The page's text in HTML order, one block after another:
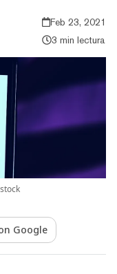
Feb 23, 2021
3 min lectura
Google